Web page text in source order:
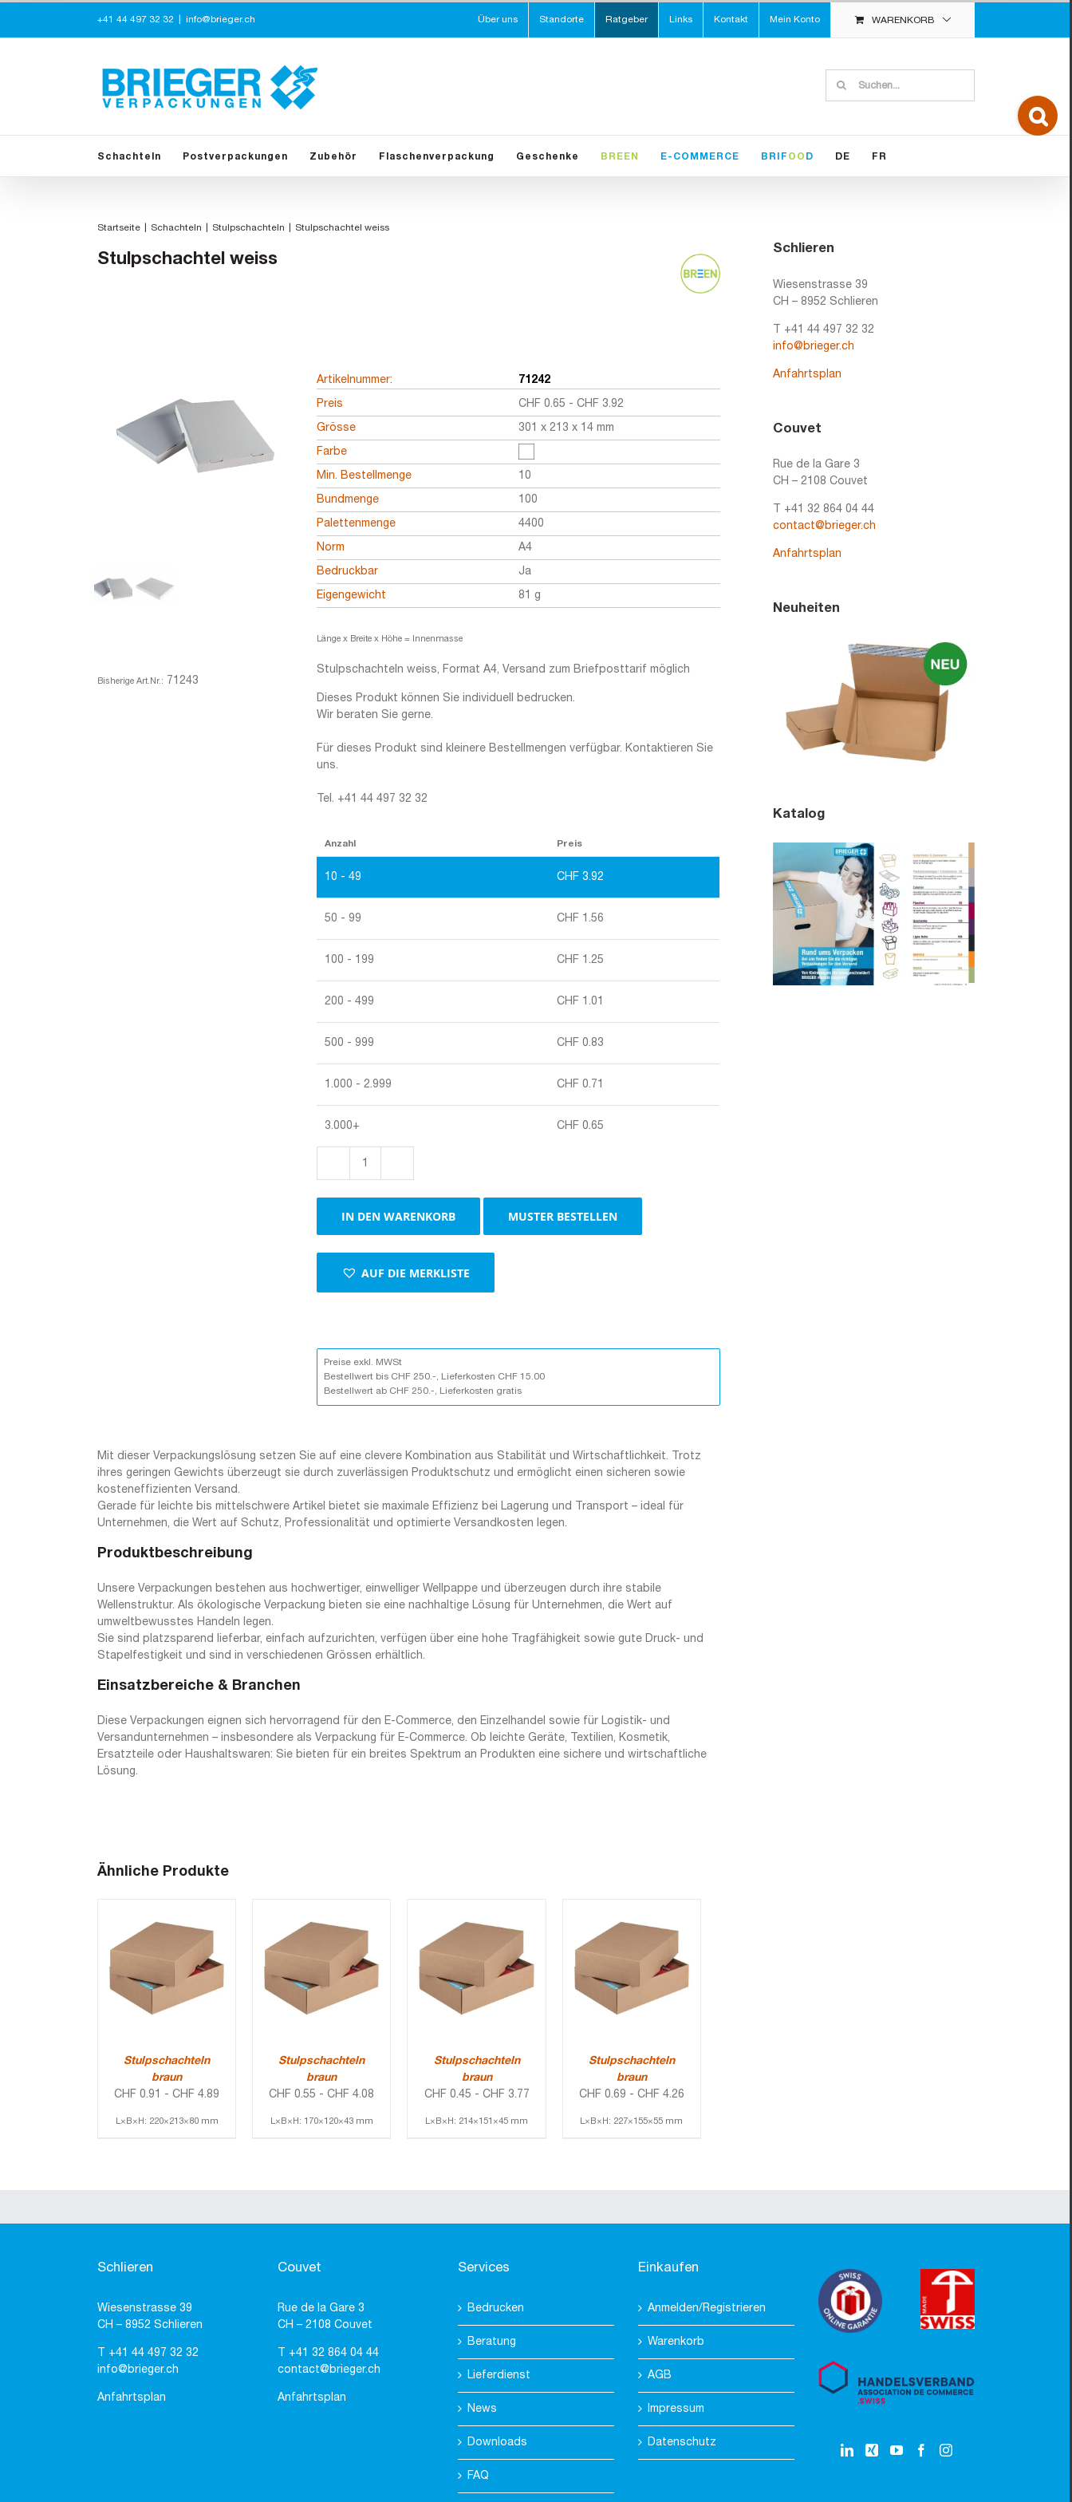
springen
+41 44 497 32 32 info@brieger.ch Über uns Standorte Ratgeber Links Kontakt Mein Konto WARENKORB
nach:
Schachteln Postverpackungen Zubehör Flaschenverpackung Geschenke BREEN E-COMMERCE BRIF OO D DE FR
Startseite Schachteln Stulpschachteln Stulpschachtel weiss
Stulpschachtel weiss
Bisherige Art.Nr.: 71243
Artikelnummer: 71242
Preis CHF 0.65 -CHF 3.92
Grösse 301 x 213 x 14 mm
Farbe
Min. Bestellmenge 10
Bundmenge 100
Palettenmenge 4400
Norm A4
Bedruckbar Ja
Eigengewicht 81 g
Länge x Breite x Höhe = Innenmasse
Stulpschachteln weiss, Format A4, Versand zum Briefposttarif möglich
Dieses Produkt können Sie individuell bedrucken.
Wir beraten Sie gerne.
Für dieses Produkt sind kleinere Bestellmengen verfügbar. Kontaktieren Sie
uns.
Tel. +41 44 497 32 32
Anzahl Preis
10 - 49 CHF 3.92
50 - 99 CHF 1.56
100 - 199 CHF 1.25
200 - 499 CHF 1.01
500 - 999 CHF 0.83
1.000 - 2.999 CHF 0.71
3.000+ CHF 0.65
IN DEN WARENKORB MUSTER BESTELLEN
AUF DIE MERKLISTE
Preise exkl. MWSt
Bestellwert bis CHF 250.-, Lieferkosten CHF 15.00
Bestellwert ab CHF 250.-, Lieferkosten gratis
Mit dieser Verpackungslösung setzen Sie auf eine clevere Kombination aus Stabilität und Wirtschaftlichkeit. Trotz
ihres geringen Gewichts überzeugt sie durch zuverlässigen Produktschutz und ermöglicht einen sicheren sowie
kosteneffizienten Versand.
Gerade für leichte bis mittelschwere Artikel bietet sie maximale Effizienz bei Lagerung und Transport – ideal für
Unternehmen, die Wert auf Schutz, Professionalität und optimierte Versandkosten legen.
Produktbeschreibung
Unsere Verpackungen bestehen aus hochwertiger, einwelliger Wellpappe und überzeugen durch ihre stabile
Wellenstruktur. Als ökologische Verpackung bieten sie eine nachhaltige Lösung für Unternehmen, die Wert auf
umweltbewusstes Handeln legen.
Sie sind platzsparend lieferbar, einfach aufzurichten, verfügen über eine hohe Tragfähigkeit sowie gute Druck- und
Stapelfestigkeit und sind in verschiedenen Grössen erhältlich.
Einsatzbereiche & Branchen
Diese Verpackungen eignen sich hervorragend für den E-Commerce, den Einzelhandel sowie für Logistik- und
Versandunternehmen – insbesondere als Verpackung für E-Commerce. Ob leichte Geräte, Textilien, Kosmetik,
Ersatzteile oder Haushaltswaren: Sie bieten für ein breites Spektrum an Produkten eine sichere und wirtschaftliche
Lösung.
Ähnliche Produkte
Stulpschachteln
braun
CHF 0.91 -CHF 4.89
L×B×H: 220×213×80 mm
Stulpschachteln
braun
CHF 0.55 -CHF 4.08
L×B×H: 170×120×43 mm
Stulpschachteln
braun
CHF 0.45 - CHF 3.77
L×B×H: 214×151×45 mm
Stulpschachteln
braun
CHF 0.69 - CHF 4.26
L×B×H: 227×155×55 mm
Schlieren
Wiesenstrasse 39
CH – 8952 Schlieren
T +41 44 497 32 32
info@brieger.ch
Anfahrtsplan
Couvet
Rue de la Gare 3
CH – 2108 Couvet
T +41 32 864 04 44
contact@brieger.ch
Anfahrtsplan
Neuheiten
Katalog
Schlieren
Wiesenstrasse 39
CH – 8952 Schlieren
+41 44 497 32 32
info@brieger.ch
Anfahrtsplan
Couvet
Rue de la Gare 3
CH – 2108 Couvet
+41 32 864 04 44
contact@brieger.ch
Anfahrtsplan
Services
Bedrucken
Beratung
Lieferdienst
News
Downloads
FAQ
Einkaufen
Anmelden/Registrieren
Warenkorb
AGB
Impressum
Datenschutz
Toggle
Sliding
Bar